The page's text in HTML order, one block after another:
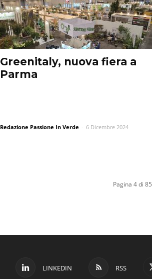
Greenitaly, nuova fiera a
Parma
Redazione Passione In Verde - 6 Dicembre 2024
Pagina 4 di 85
LINKEDIN RSS